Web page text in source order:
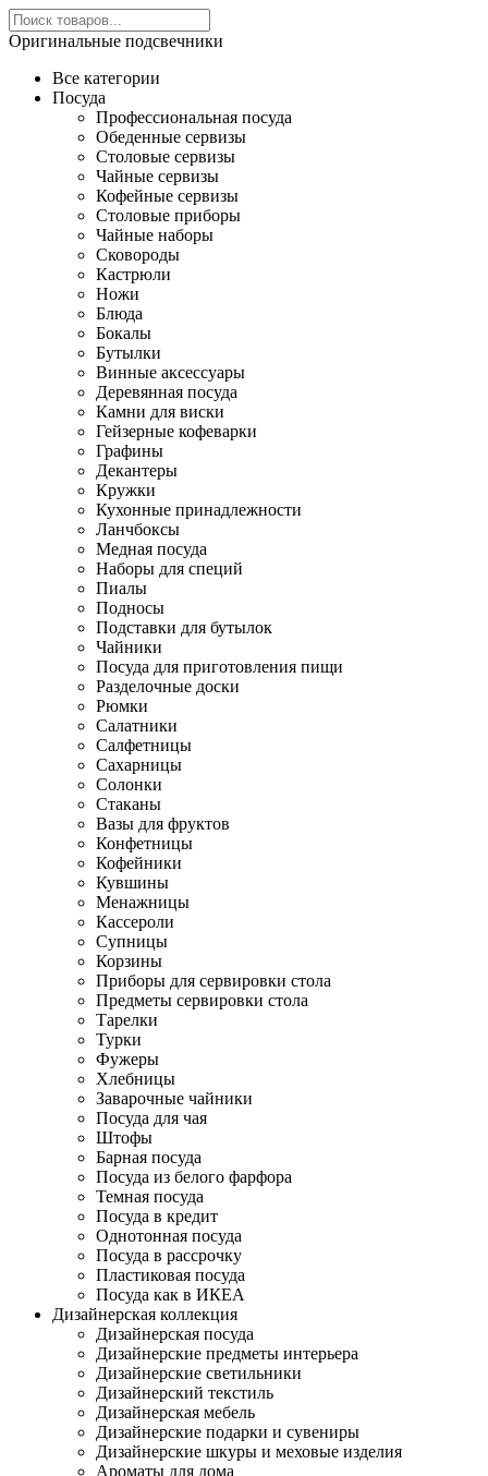
Оригинальные подсвечники
Все категории
Посуда
Профессиональная посуда
Обеденные сервизы
Столовые сервизы
Чайные сервизы
Кофейные сервизы
Столовые приборы
Чайные наборы
Сковороды
Кастрюли
Ножи
Блюда
Бокалы
Бутылки
Винные аксессуары
Деревянная посуда
Камни для виски
Гейзерные кофеварки
Графины
Декантеры
Кружки
Кухонные принадлежности
Ланчбоксы
Медная посуда
Наборы для специй
Пиалы
Подносы
Подставки для бутылок
Чайники
Посуда для приготовления пищи
Разделочные доски
Рюмки
Салатники
Салфетницы
Сахарницы
Солонки
Стаканы
Вазы для фруктов
Конфетницы
Кофейники
Кувшины
Менажницы
Кассероли
Супницы
Корзины
Приборы для сервировки стола
Предметы сервировки стола
Тарелки
Турки
Фужеры
Хлебницы
Заварочные чайники
Посуда для чая
Штофы
Барная посуда
Посуда из белого фарфора
Темная посуда
Посуда в кредит
Однотонная посуда
Посуда в рассрочку
Пластиковая посуда
Посуда как в ИКЕА
Дизайнерская коллекция
Дизайнерская посуда
Дизайнерские предметы интерьера
Дизайнерские светильники
Дизайнерский текстиль
Дизайнерская мебель
Дизайнерские подарки и сувениры
Дизайнерские шкуры и меховые изделия
Ароматы для дома